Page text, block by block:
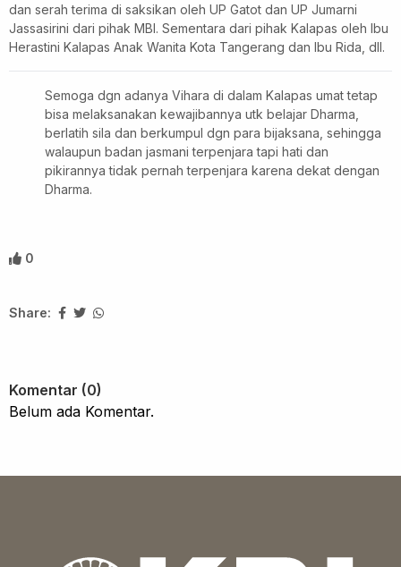
dan serah terima di saksikan oleh UP Gatot dan UP Jumarni
Jassasirini dari pihak MBI. Sementara dari pihak Kalapas oleh Ibu
Herastini Kalapas Anak Wanita Kota Tangerang dan Ibu Rida, dll.
Semoga dgn adanya Vihara di dalam Kalapas umat tetap
bisa melaksanakan kewajibannya utk belajar Dharma,
berlatih sila dan berkumpul dgn para bijaksana, sehingga
walaupun badan jasmani terpenjara tapi hati dan
pikirannya tidak pernah terpenjara karena dekat dengan
Dharma.
0
Share:
Komentar (0)
Belum ada Komentar.